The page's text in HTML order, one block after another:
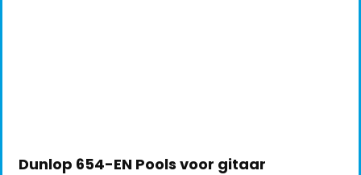
Dunlop 654-EN Pools voor gitaar